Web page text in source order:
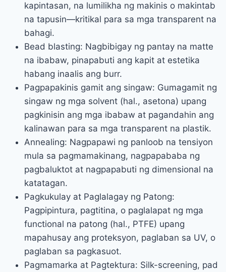
kapintasan, na lumilikha ng makinis o makintab
na tapusin—kritikal para sa mga transparent na
bahagi.
Bead blasting: Nagbibigay ng pantay na matte
na ibabaw, pinapabuti ang kapit at estetika
habang inaalis ang burr.
Pagpapakinis gamit ang singaw: Gumagamit ng
singaw ng mga solvent (hal., asetona) upang
pagkinisin ang mga ibabaw at pagandahin ang
kalinawan para sa mga transparent na plastik.
Annealing: Nagpapawi ng panloob na tensiyon
mula sa pagmamakinang, nagpapababa ng
pagbaluktot at nagpapabuti ng dimensional na
katatagan.
Pagkukulay at Paglalagay ng Patong:
Pagpipintura, pagtitina, o paglalapat ng mga
functional na patong (hal., PTFE) upang
mapahusay ang proteksyon, paglaban sa UV, o
paglaban sa pagkasuot.
Pagmamarka at Pagtektura: Silk-screening, pad